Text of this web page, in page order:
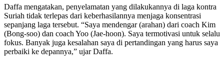
Daffa mengatakan, penyelamatan yang dilakukannya di laga kontra
Suriah tidak terlepas dari keberhasilannya menjaga konsentrasi
sepanjang laga tersebut. “Saya mendengar (arahan) dari coach Kim
(Bong-soo) dan coach Yoo (Jae-hoon). Saya termotivasi untuk selalu
fokus. Banyak juga kesalahan saya di pertandingan yang harus saya
perbaiki ke depannya,” ujar Daffa.